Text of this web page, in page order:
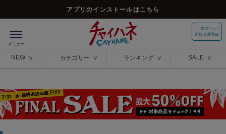
アプリのインストールはこちら
ログイン /
新規会員登録
NEW カテゴリー ランキング SALE